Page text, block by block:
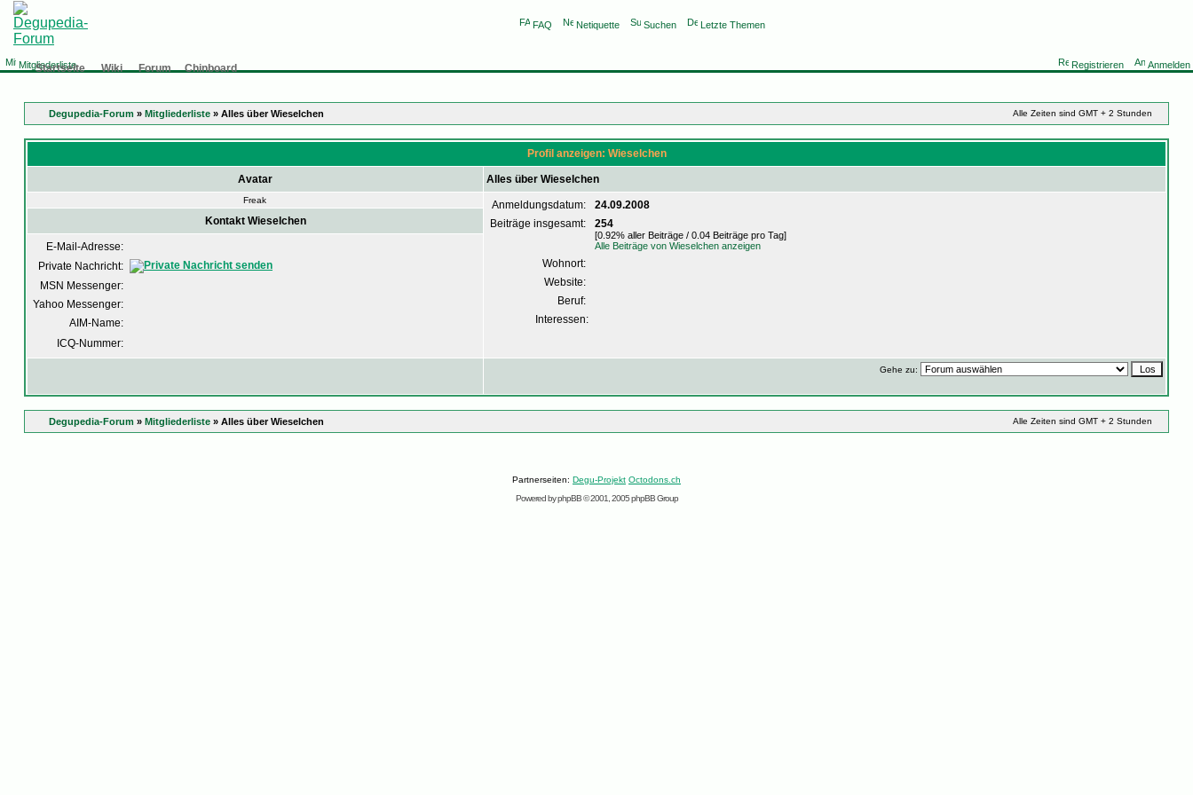
FAQ Netiquette Suchen Letzte Themen
Mitgliederliste Registrieren Anmelden
Startseite Wiki Forum Chinboard
Degupedia-Forum » Mitgliederliste » Alles über Wieselchen Alle Zeiten sind GMT + 2 Stunden
Profil anzeigen: Wieselchen
Avatar Alles über Wieselchen
Freak Anmeldungsdatum:
24.09.2008
Beiträge insgesamt:
254
[0.92% aller Beiträge / 0.04 Beiträge pro Tag]
Alle Beiträge von Wieselchen anzeigen
Wohnort:
Website:
Beruf:
Interessen:
Kontakt Wieselchen
E-Mail-Adresse:
Private Nachricht:
MSN Messenger:
Yahoo Messenger:
AIM-Name:
ICQ-Nummer:
Gehe zu:
Degupedia-Forum » Mitgliederliste » Alles über Wieselchen Alle Zeiten sind GMT + 2 Stunden
Partnerseiten: Degu-Projekt Octodons.ch
Powered byphpBB© 2001, 2005 phpBB Group